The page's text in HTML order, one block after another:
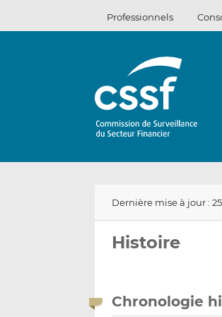
contenu
Professionnels
Dernière mise à jour :
Histoire
Chronologie